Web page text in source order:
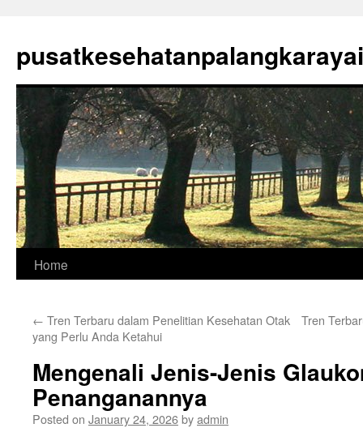
content
Home
← Tren Terbaru dalam Penelitian Kesehatan Otak
yang Perlu Anda Ketahui
Tren
Mengenali Jenis-Jenis
Penanganannya
Posted on January 24, 2026byadmin